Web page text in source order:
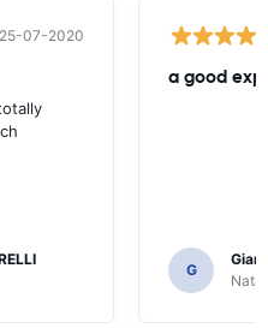
25-07-2020
a good
G